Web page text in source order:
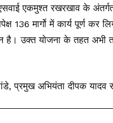
एकमुश्त रखरखाव के
136 मार्गो में कार्य पूर्ण कर
है। उक्त योजना के तहत
प्रमुख अभियंता दीपक यादव